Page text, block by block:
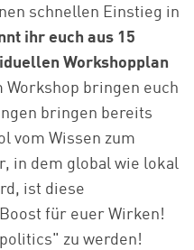
schnellen Einstieg in
ihr euch aus 15
Workshopplan
Workshop bringen euch
bringen bereits
vom Wissen zum
in dem global wie lokal
ist diese
für euer Wirken!
zu werden!